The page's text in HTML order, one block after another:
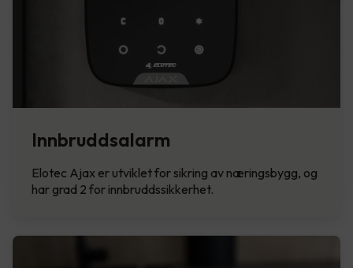
Innbruddsalarm
Elotec Ajax er utviklet for sikring av næringsbygg, og
har grad 2 for innbruddssikkerhet.